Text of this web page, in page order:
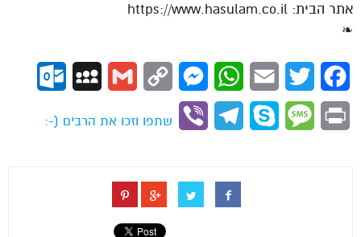
אתר הבית: https://www.hasulam.co.il
❧
Facebook
Twitter
Email
WhatsApp
Messenger
Copy
Gmail
MySpace
Print
Message
Skype
Telegram
Viber
שתפו וזכו את הרבים (-: